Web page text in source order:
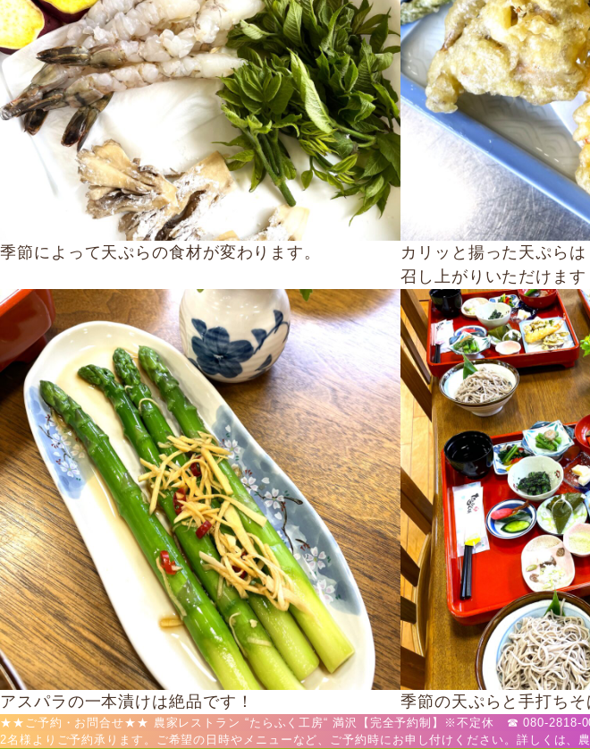
季節によって天ぷらの食材が変わります。
カリッと揚った天ぷら
召し上がりいただけます
アスパラの一本漬けは絶品です！ 季節の天ぷらと手打ちそ
★★ご予約・お問合せ★★ 農家レストラン “たらふく工房“ 満沢【完全予約制】※不定休 ☎ 080-2818-
2名様よりご予約承ります。ご希望の日時やメニューなど、ご予約時にお申し付けください。詳しくは、